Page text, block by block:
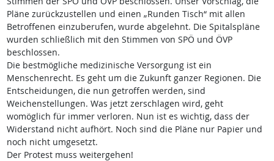
Pläne zurückzustellen und einen „Runden Tisch“ mit allen
Betroffenen einzuberufen, wurde abgelehnt. Die Spitalspläne
wurden schließlich mit den Stimmen von SPÖ und ÖVP
beschlossen.
Die bestmögliche medizinische Versorgung ist ein
Menschenrecht. Es geht um die Zukunft ganzer Regionen. Die
Entscheidungen, die nun getroffen werden, sind
Weichenstellungen. Was jetzt zerschlagen wird, geht
womöglich für immer verloren. Nun ist es wichtig, dass der
Widerstand nicht aufhört. Noch sind die Pläne nur Papier und
noch nicht umgesetzt.
Der Protest muss weitergehen!